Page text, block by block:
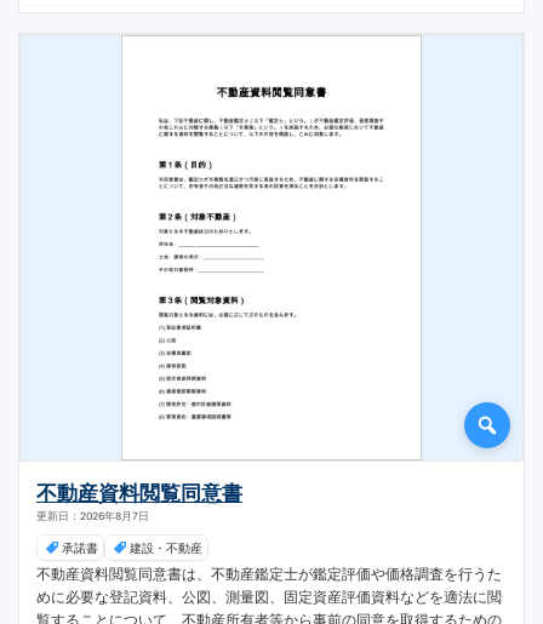
不動産資料閲覧同意書
更新日：2026年8月7日
承諾書 建設・不動産
不動産資料閲覧同意書は、不動産鑑定士が鑑定評価や価格調査を行うた
めに必要な登記資料、公図、測量図、固定資産評価資料などを適法に閲
覧することについて、不動産所有者等から事前の同意を取得するための